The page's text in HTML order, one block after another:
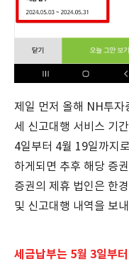
제일 먼저 올해 NH투자
세 신고대행 서비스 기
4일부터 4월 19일까지
하게되면 추후 해당 증
증권의 제휴 법인은 한
및 신고대행 내역을 보
세금납부는 5월 3일부